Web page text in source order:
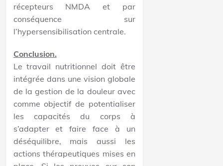
récepteurs NMDA et par
conséquence sur
l’hypersensibilisation centrale.
Conclusion.
Le travail nutritionnel doit être
intégrée dans une vision globale
de la gestion de la douleur avec
comme objectif de potentialiser
les capacités du corps à
s’adapter et faire face à un
déséquilibre, mais aussi les
actions thérapeutiques mises en